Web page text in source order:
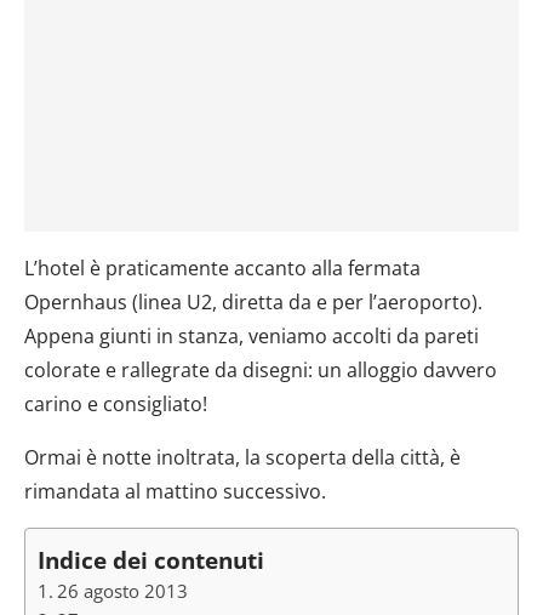
L’hotel è praticamente accanto alla fermata
Opernhaus (linea U2, diretta da e per l’aeroporto).
Appena giunti in stanza, veniamo accolti da pareti
colorate e rallegrate da disegni: un alloggio davvero
carino e consigliato!
Ormai è notte inoltrata, la scoperta della città, è
rimandata al mattino successivo.
Indice dei contenuti
26 agosto 2013